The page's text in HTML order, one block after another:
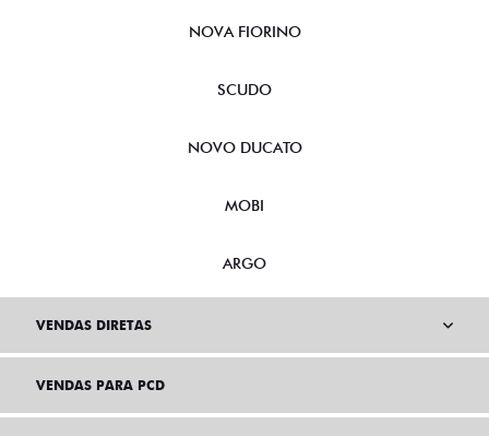
NOVA FIORINO
SCUDO
NOVO DUCATO
MOBI
ARGO
VENDAS DIRETAS
VENDAS PARA PCD